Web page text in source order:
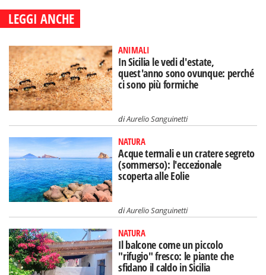
LEGGI ANCHE
ANIMALI
In Sicilia le vedi d'estate,
quest'anno sono ovunque: perché
ci sono più formiche
diAurelio Sanguinetti
NATURA
Acque termali e un cratere segreto
(sommerso): l'eccezionale
scoperta alle Eolie
diAurelio Sanguinetti
NATURA
Il balcone come un piccolo
"rifugio" fresco: le piante che
sfidano il caldo in Sicilia